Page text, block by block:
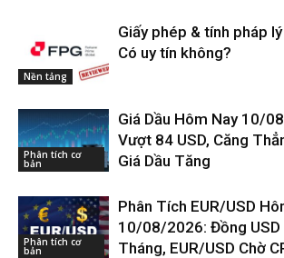
Nền tảng
Giấy phép & tính pháp
Có uy tín không?
Phân tích cơ
bản
Giá Dầu Hôm Nay 10/
Vượt 84 USD, Căng
Giá Dầu Tăng
Phân tích cơ
bản
Phân Tích EUR/USD
10/08/2026: Đồng USD
Tháng, EUR/USD Chờ